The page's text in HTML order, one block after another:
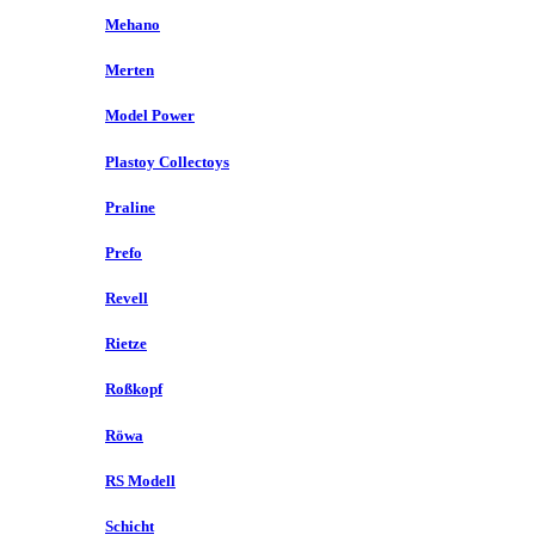
Mehano
Merten
Model Power
Plastoy Collectoys
Praline
Prefo
Revell
Rietze
Roßkopf
Röwa
RS Modell
Schicht